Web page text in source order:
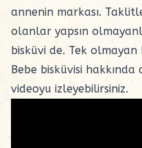
annenin markası.
olanlar yapsın
bisküvi de. Tek
Bebe bisküvisi
videoyu izleyebilirsiniz.